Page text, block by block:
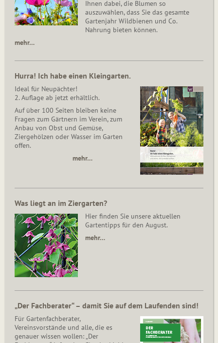
Ihnen dabei, die Blumen so
auszuwählen, dass Sie das gesamte
Gartenjahr Wildbienen und Co.
Nahrung bieten können.
mehr…
Hurra! Ich habe einen Kleingarten.
Ideal für Neupächter!
2. Auflage ab jetzt erhältlich.
Auf über 100 Seiten bleiben keine
Fragen zum Gärtnern im Verein, zum
Anbau von Obst und Gemüse,
Ziergehölzen oder Wasser im Garten
offen.
mehr…
Was liegt an im Ziergarten?
Hier finden Sie unsere aktuellen
Gartentipps für den August.
mehr…
„Der Fachberater“ – damit Sie auf dem Laufenden sind!
Für Gartenfachberater,
Vereinsvorstände und alle, die es
genauer wissen wollen: „Der